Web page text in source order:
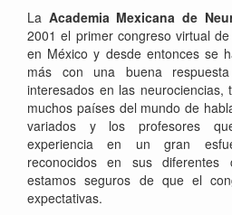
Usted no se ha identificado. (
La Academia Mexicana de
2001 el primer congreso virtual
en México y desde entonces se
más con una buena
interesados en las
muchos países del mundo de
variados y los profesores
experiencia en un gran
reconocidos en sus
estamos seguros de que el
expectativas.